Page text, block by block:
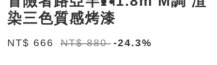
染三色質感烤漆
NT$ 666 NT$ 880 -24.3%